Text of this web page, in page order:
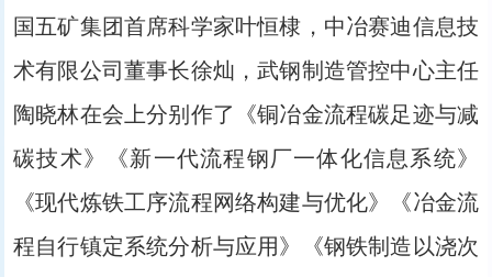
国五矿集团首席科学家叶恒棣，中冶赛迪信息技
术有限公司董事长徐灿，武钢制造管控中心主任
陶晓林在会上分别作了《铜冶金流程碳足迹与减
碳技术》《新一代流程钢厂一体化信息系统》
《现代炼铁工序流程网络构建与优化》《冶金流
程自行镇定系统分析与应用》《钢铁制造以浇次